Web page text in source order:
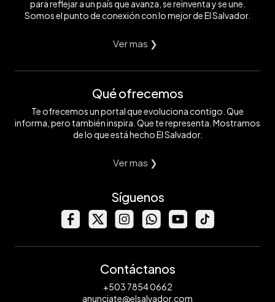
para reflejar a un país que avanza, se reinventa y se une.
Somos el punto de conexión con lo mejor de El Salvador.
Ver mas ❯
Qué ofrecemos
Te ofrecemos un portal que evoluciona contigo. Que
informa, pero también inspira. Que te representa. Mostramos
de lo que está hecho El Salvador.
Ver mas ❯
Síguenos
Contáctanos
+503 7854 0662
anunciate@elsalvador.com